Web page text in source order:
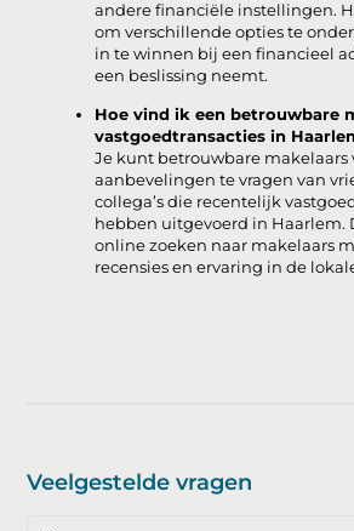
andere financiële instellingen.
om verschillende opties te
in te winnen bij een financieel
een beslissing neemt.
Hoe vind ik een betrouwbare
vastgoedtransacties in
Je kunt betrouwbare makelaars
aanbevelingen te vragen van
collega’s die recentelijk
hebben uitgevoerd in Haarlem.
online zoeken naar makelaars
recensies en ervaring in de
Veelgestelde vragen